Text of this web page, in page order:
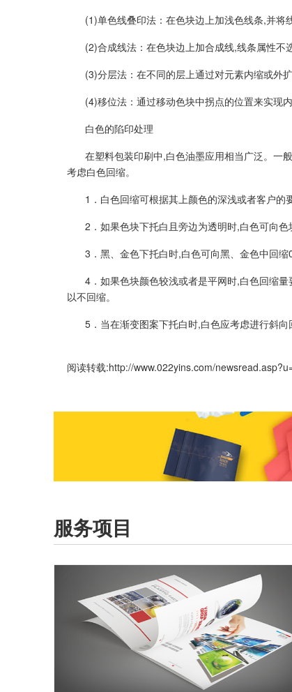
(1)单色线叠印法：在色块边上加浅色线条,并将
(2)合成线法：在色块边上加合成线,线条属性不
(3)分层法：在不同的层上通过对元素内缩或外扩
(4)移位法：通过移动色块中拐点的位置来实现
白色的陷印处理
在塑料包装印刷中,白色油墨应用相当广泛。一
考虑白色回缩。
1．白色回缩可根据其上颜色的深浅或者客户的
2．如果色块下托白且旁边为透明时,白色可向色
3．黑、金色下托白时,白色可向黑、金色中回缩
4．如果色块颜色较浅或者是平网时,白色回缩
以不回缩。
5．当在渐变图案下托白时,白色应考虑进行斜
阅读转载:http://www.022yins.com/
服务项目